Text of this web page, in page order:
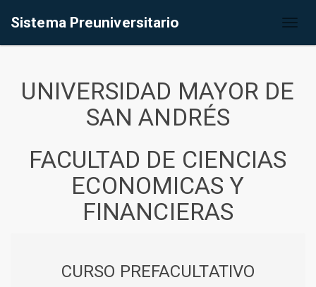
Sistema Preuniversitario
UNIVERSIDAD MAYOR DE
SAN ANDRÉS
FACULTAD DE CIENCIAS
ECONOMICAS Y
FINANCIERAS
CURSO PREFACULTATIVO